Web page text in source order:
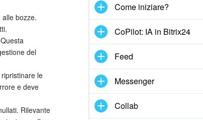
bozze.
del
le
e deve
Rilevante
Come iniziare?
CoPilot: IA in Bitrix24
Feed
Messenger
Collab